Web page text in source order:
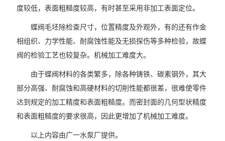
度较低，表面粗糙度较高，有时甚至采用非加工表面定位。
蝶阀毛坯除检查尺寸，位置精度及外观外，有的还有作金
相组织、力学性能、耐腐蚀性能及无损探伤等多种检验，故蝶
阀的检验工艺也较复杂。机械加工难度大。
由于蝶阀材料的各类繁多，除各种铸铁、碳素钢外，其大
部分高强、耐腐蚀和高硬材料的切削性能都很差，很难使零件
达到规定的加工精度和表面粗糙度。而密封面的几何型状精度
和表面粗糙度的要求很高，因此更增加了机械加工难度。
以上内容由广一水泵厂提供。